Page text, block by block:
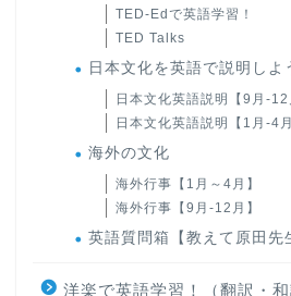
TED-Edで英語学習！
TED Talks
日本文化を英語で説明しよ
日本文化英語説明【9月-12
日本文化英語説明【1月-4月
海外の文化
海外行事【1月～4月】
海外行事【9月-12月】
英語質問箱【教えて原田先
洋楽で英語学習！（翻訳・